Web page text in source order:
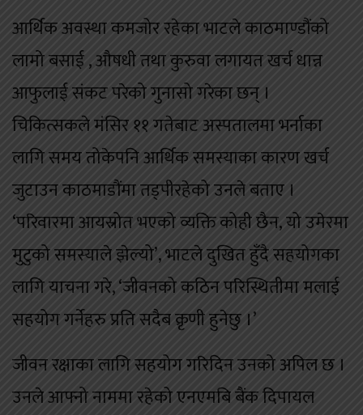
आर्थिक अवस्था कमजोर रहेका भाटले काठमाण्डौंको
लामो बसाई , औषधी तथा कुरुवा लगायत खर्च धान्न
आफुलाई संकट परेको गुनासो गरेका छन् ।
चिकित्सकले मंसिर ११ गतेबाट अस्पतालमा भर्नाका
लागि समय तोकेपनि आर्थिक समस्याका कारण खर्च
जुटाउन काठमाडौंमा तड्पीरहेको उनले बताए ।
‘परिवारमा आयस्रोत भएको व्यक्ति कोही छैन, यो उमेरमा
मुटुको समस्याले झेल्यो’, भाटले दुखित हुँदै सहयोगका
लागि याचना गरे, ‘जीवनको कठिन परिस्थितीमा मलाई
सहयोग गर्नेहरु प्रति सदैब क्रृणी हुनेछु ।’
जीवन रक्षाका लागि सहयोग गरिदिन उनको अपिल छ ।
उनले आफ्नो नाममा रहेको एनएमबि बैंक दिपायल